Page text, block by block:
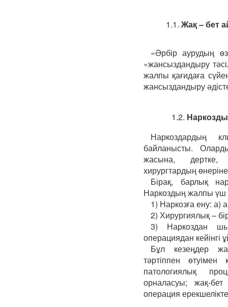
1.1. Жақ – бет
«Әрбір аурудың
«жансыздандыру
жалпы қағидаға
жансыздандыру
1.2.
Наркоздардың
байланысты.
жасына, дертке,
хирургтардың
Бірақ, барлық
Наркоздың жалпы үш
1) Наркозға ену: а)
2) Хирургиялық –
3) Наркоздан
операциядан кейінгі
Бұл кезеңдер
тәртіппен
патологиялық
орналасуы; жақ-
операция